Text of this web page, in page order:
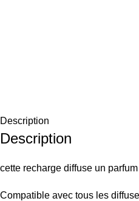
Description
Description
cette recharge diffuse un
Compatible avec tous les